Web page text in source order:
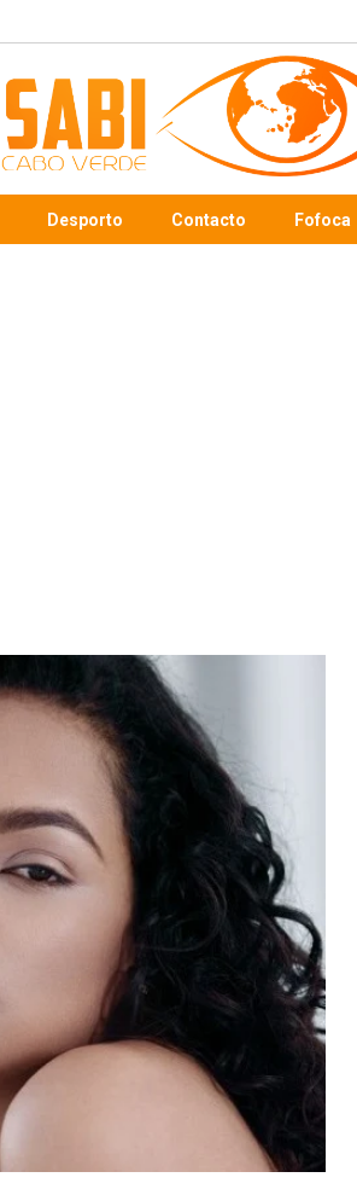
Desporto Contacto Fofoca
Video: Caboverdiana konta
motivo ki fazel larga
Portugal pa volta pa Cabo
Verde